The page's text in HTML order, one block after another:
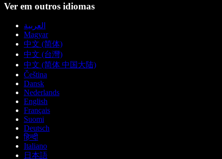
Ver em outros idiomas
العربية
Magyar
中文 (简体)
中文 (台灣)
中文 (简体 中国大陆)
Čeština
Dansk
Nederlands
English
Français
Suomi
Deutsch
हिन्दी
Italiano
日本語